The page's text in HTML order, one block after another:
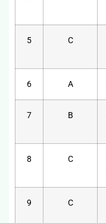
5 C
6 A
7 B
8 C
9 C